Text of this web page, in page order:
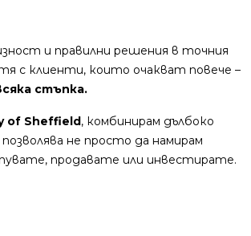
и правилни решения в точния
с клиенти, които очакват повече –
стъпка.
of Sheffield, комбинирам дълбоко
не просто да намирам
продавате или инвестирате.